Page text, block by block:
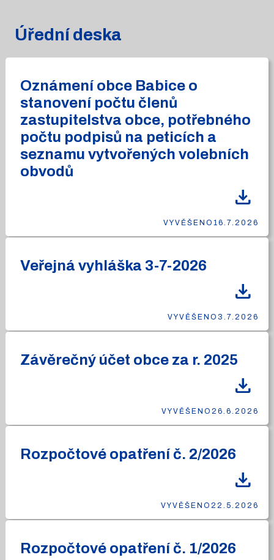
Úřední deska
Oznámení obce Babice o
stanovení počtu členů
zastupitelstva obce, potřebného
počtu podpisů na peticích a
seznamu vytvořených volebních
obvodů
download
VYVĚŠENO 16.7.2026
Veřejná vyhláška 3-7-2026
download
VYVĚŠENO 3.7.2026
Závěrečný účet obce za r. 2025
download
VYVĚŠENO 26.6.2026
Rozpočtové opatření č. 2/2026
download
VYVĚŠENO 22.5.2026
Rozpočtové opatření č. 1/2026